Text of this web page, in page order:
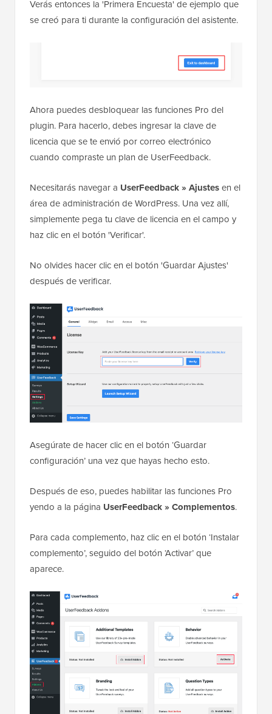
Verás entonces la 'Primera Encuesta' de ejemplo que
se creó para ti durante la configuración del asistente.
Ahora puedes desbloquear las funciones Pro del
plugin. Para hacerlo, debes ingresar la clave de
licencia que se te envió por correo electrónico
cuando compraste un plan de UserFeedback.
Necesitarás navegar a UserFeedback » Ajustesen el
área de administración de WordPress. Una vez allí,
simplemente pega tu clave de licencia en el campo y
haz clic en el botón 'Verificar'.
No olvides hacer clic en el botón 'Guardar Ajustes'
después de verificar.
Asegúrate de hacer clic en el botón ‘Guardar
configuración’ una vez que hayas hecho esto.
Después de eso, puedes habilitar las funciones Pro
yendo a la página UserFeedback » Complementos.
Para cada complemento, haz clic en el botón ‘Instalar
complemento’, seguido del botón ‘Activar’ que
aparece.